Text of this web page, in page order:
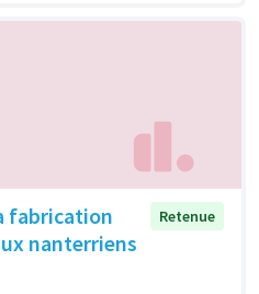
fabrication
nanterriens
Retenue